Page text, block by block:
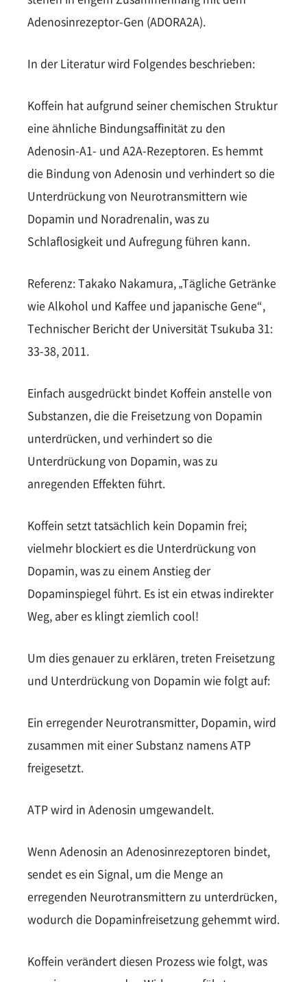
Adenosinrezeptor-Gen (ADORA2A).
In der Literatur wird Folgendes beschrieben:
Koffein hat aufgrund seiner chemischen Struktur
eine ähnliche Bindungsaffinität zu den
Adenosin-A1- und A2A-Rezeptoren. Es hemmt
die Bindung von Adenosin und verhindert so die
Unterdrückung von Neurotransmittern wie
Dopamin und Noradrenalin, was zu
Schlaflosigkeit und Aufregung führen kann.
Referenz: Takako Nakamura, „Tägliche Getränke
wie Alkohol und Kaffee und japanische Gene“,
Technischer Bericht der Universität Tsukuba 31:
33-38, 2011.
Einfach ausgedrückt bindet Koffein anstelle von
Substanzen, die die Freisetzung von Dopamin
unterdrücken, und verhindert so die
Unterdrückung von Dopamin, was zu
anregenden Effekten führt.
Koffein setzt tatsächlich kein Dopamin frei;
vielmehr blockiert es die Unterdrückung von
Dopamin, was zu einem Anstieg der
Dopaminspiegel führt. Es ist ein etwas indirekter
Weg, aber es klingt ziemlich cool!
Um dies genauer zu erklären, treten Freisetzung
und Unterdrückung von Dopamin wie folgt auf:
Ein erregender Neurotransmitter, Dopamin, wird
zusammen mit einer Substanz namens ATP
freigesetzt.
ATP wird in Adenosin umgewandelt.
Wenn Adenosin an Adenosinrezeptoren bindet,
sendet es ein Signal, um die Menge an
erregenden Neurotransmittern zu unterdrücken,
wodurch die Dopaminfreisetzung gehemmt wird.
Koffein verändert diesen Prozess wie folgt, was